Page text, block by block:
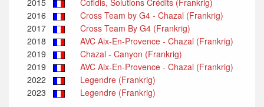
2015
Cofidis, Solutions Crédits (Frankrig)
2016
Cross Team by G4 - Chazal (Frankrig)
2017
Cross Team By G4 (Frankrig)
2018
AVC Aix-En-Provence - Chazal (Frankrig)
2019
Chazal - Canyon (Frankrig)
2019
AVC Aix-En-Provence - Chazal (Frankrig)
2022
Legendre (Frankrig)
2023
Legendre (Frankrig)